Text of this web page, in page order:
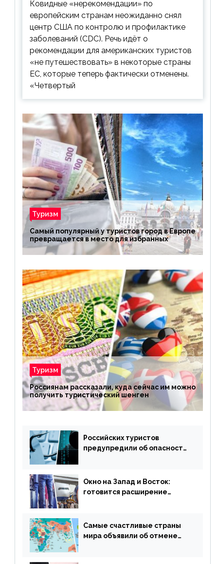
Ковидные «нерекомендации» по
европейским странам неожиданно снял
центр США по контролю и профилактике
заболеваний (CDC). Речь идёт о
рекомендации для американских туристов
«не путешествовать» в некоторые страны
ЕС, которые теперь фактически отменены.
«Четвертый
Туризм
Самый популярный у туристов город в Европе
превращается в место для избранных
Туризм
Россиянам рассказали, куда сейчас им можно
получить туристический шенген
Российских туристов
предупредили об опасности
Окно на Запад и Восток:
готовится расширение
Самые счастливые страны
мира объявили об отмене